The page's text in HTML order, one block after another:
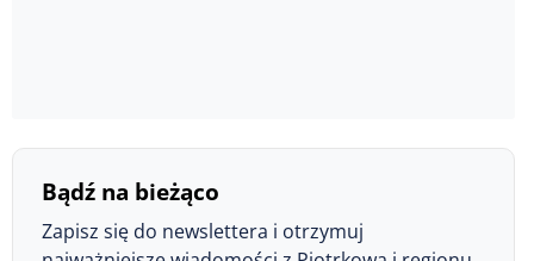
Bądź na bieżąco
Zapisz się do newslettera i otrzymuj